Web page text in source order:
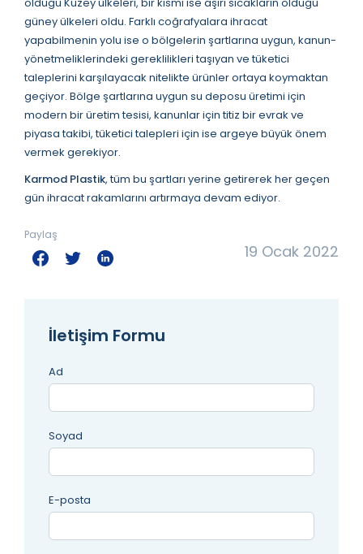
güney ülkeleri oldu. Farklı coğrafyalara ihracat
yapabilmenin yolu ise o bölgelerin şartlarına uygun, kanun-
yönetmeliklerindeki gereklilikleri taşıyan ve tüketici
taleplerini karşılayacak nitelikte ürünler ortaya koymaktan
geçiyor. Bölge şartlarına uygun su deposu üretimi için
modern bir üretim tesisi, kanunlar için titiz bir evrak ve
piyasa takibi, tüketici talepleri için ise argeye büyük önem
vermek gerekiyor.
Karmod Plastik, tüm bu şartları yerine getirerek her geçen
gün ihracat rakamlarını artırmaya devam ediyor.
19 Ocak 2022
Paylaş
İletişim Formu
Ad
Soyad
E-posta